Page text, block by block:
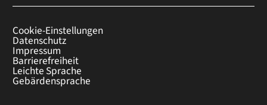
Cookie-Einstellungen
Datenschutz
Impressum
Barrierefreiheit
Leichte Sprache
Gebärdensprache